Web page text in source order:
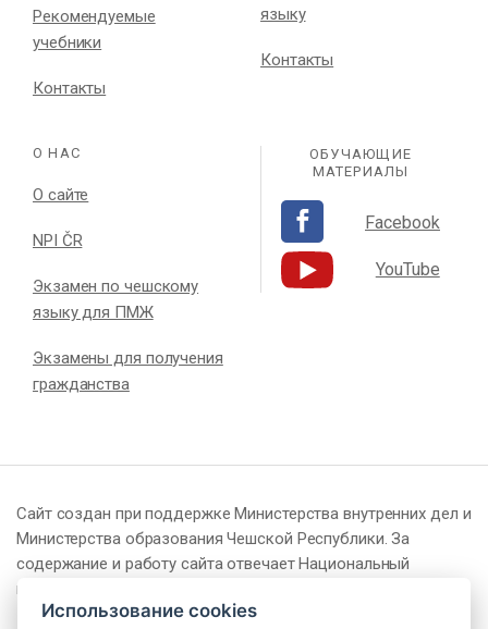
Рекомендуемые
учебники
Контакты
языку
Контакты
О НАС
О сайте
NPI ČR
Экзамен по чешскому
языку для ПМЖ
Экзамены для получения
гражданства
ОБУЧАЮЩИЕ
МАТЕРИАЛЫ
Facebook
YouTube
Сайт создан при поддержке Министерства внутренних дел и
Министерства образования Чешской Республики. За
содержание и работу сайта отвечает Национальный
педагогический институт Чешской Республики (NPI ČR).
Использование cookies